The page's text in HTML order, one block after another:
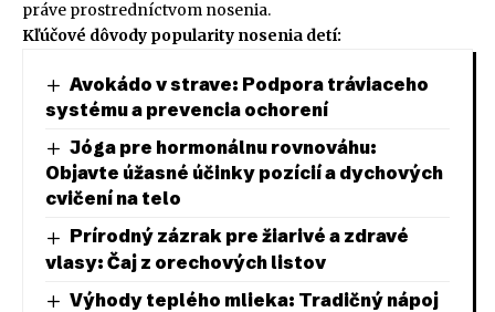
práve prostredníctvom nosenia.
Kľúčové dôvody popularity nosenia detí:
Avokádo v strave: Podpora tráviaceho
systému a prevencia ochorení
Jóga pre hormonálnu rovnováhu:
Objavte úžasné účinky pozícií a dychových
cvičení na telo
Prírodný zázrak pre žiarivé a zdravé
vlasy: Čaj z orechových listov
Výhody teplého mlieka: Tradičný nápoj